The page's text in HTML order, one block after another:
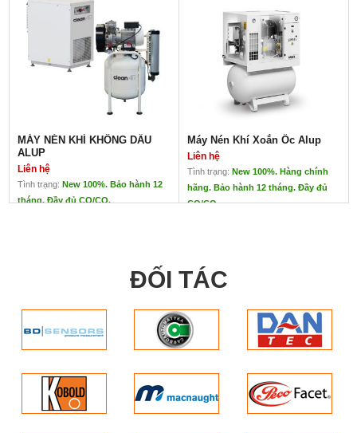
MÁY NÉN KHÍ KHÔNG DẦU
ALUP
Liên hệ
Tình trạng: New 100%. Bảo hành 12
tháng. Đầy đủ CO/CQ.
Tiêu chuẩn: cao nhất và
Không khí khô xuống
đến -40 độ C điểm sương.
Không cần hệ thống lọc
để loại bỏ dầu dư trong
nén.
Vận hành êm
Có thể chọn tán âm thanh
làm tùy chọn để đảm bảo
Máy Nén Khí Xoắn Ốc Alup
Liên hệ
Tình trạng: New 100%. Hàng chính
hãng. Bảo hành 12 tháng. Đầy đủ
CO/CQ
Thương hiệu cao cấp nhất hiện nay.
Tiêu chuẩn: level 0( Tiêu chuẩn cao
Ứng dụng: phòng thí nghiệm R & D,
bệnh viện, trường đại học, ứng dụng
nha khoa, thực phẩm và đồ uống.
Áp suất lên đến 10 bar.
Đầu ra từ: – 6,8 đến 147 m³ / h.
– 4,0 đến 86,5 cfm.
Mức âm thanh thấp tới 53 dB.
Vận hành êm ái, không tiếng động.
ĐỐI TÁC